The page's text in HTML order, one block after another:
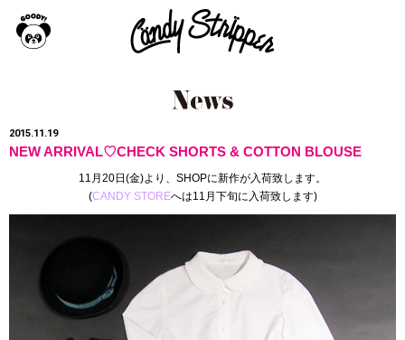
2015.11.19
NEW ARRIVAL♡CHECK SHORTS & COTTON BLOUSE
11月20日(金)より、SHOPに新作が入荷致します。
(CANDY STOREへは11月下旬に入荷致します)